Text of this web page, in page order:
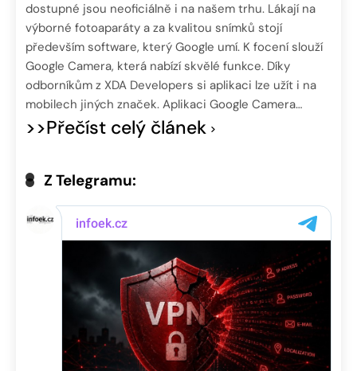
dostupné jsou neoficiálně i na našem trhu. Lákají na
výborné fotoaparáty a za kvalitou snímků stojí
především software, který Google umí. K focení slouží
Google Camera, která nabízí skvělé funkce. Díky
odborníkům z XDA Developers si aplikaci lze užít i na
mobilech jiných značek. Aplikaci Google Camera…
>>Přečíst celý článek
Z Telegramu: